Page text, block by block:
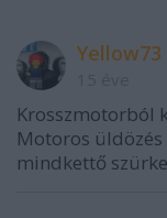
Yellow73
Krosszmotorból
Motoros
mindkettő